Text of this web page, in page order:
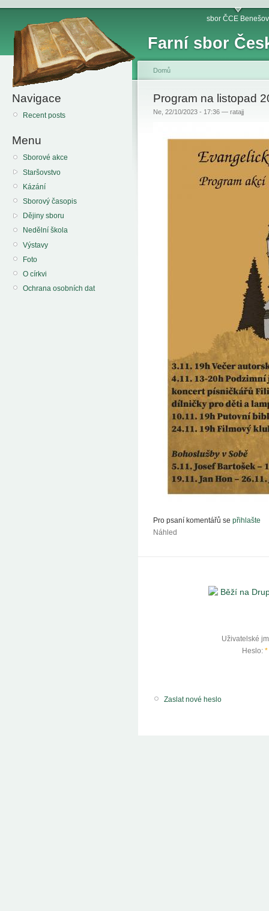
Farní sbor
sbor ČCE Benešov
Navigace
Recent posts
Menu
Sborové akce
Staršovstvo
Kázání
Sborový časopis
Dějiny sboru
Nedělní škola
Výstavy
Foto
O církvi
Ochrana osobních dat
Domů
Program na listopad
Ne, 22/10/2023 - 17:36 — ratajj
Pro psaní komentářů se přihlašte
Náhled
Uživatelské
Heslo: *
Zaslat nové heslo